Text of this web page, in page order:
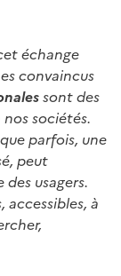
échange
convaincus
sont des
sociétés.
parfois, une
peut
usagers.
accessibles, à